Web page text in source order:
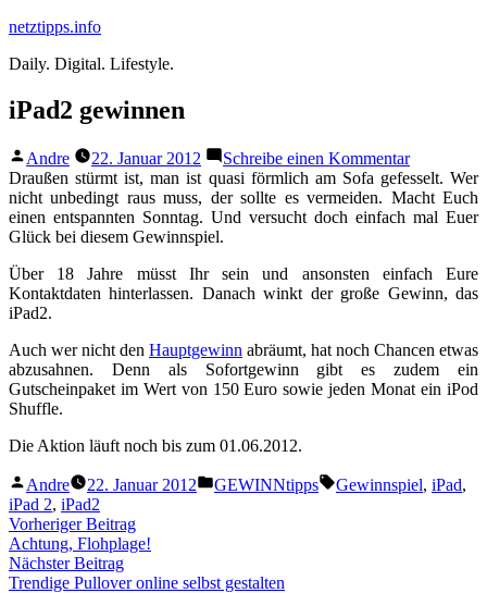
Zum
springen
netztipps.info
Daily. Digital. Lifestyle.
iPad2 gewinnen
Veröffentlicht
von
Andre 22. Januar 2012 Schreibe einen Kommentarzu
iPad2
gewinnen
Draußen stürmt ist, man ist quasi förmlich am Sofa gefesselt. Wer
nicht unbedingt raus muss, der sollte es vermeiden. Macht Euch
einen entspannten Sonntag. Und versucht doch einfach mal Euer
Glück bei diesem Gewinnspiel.
Über 18 Jahre müsst Ihr sein und ansonsten einfach Eure
Kontaktdaten hinterlassen. Danach winkt der große Gewinn, das
iPad2.
Auch wer nicht den Hauptgewinn abräumt, hat noch Chancen etwas
abzusahnen. Denn als Sofortgewinn gibt es zudem ein
Gutscheinpaket im Wert von 150 Euro sowie jeden Monat ein iPod
Shuffle.
Die Aktion läuft noch bis zum 01.06.2012.
Veröffentlicht
von
Andre 22. Januar 2012
Veröffentlicht
GEWINNtipps Schlagwörter:
Gewinnspiel, iPad,
iPad 2, iPad2
Beitragsnavigation
Vorheriger BeitragVorheriger
Beitrag:
Achtung, Flohplage!
Nächster BeitragNächster
Beitrag:
Trendige Pullover online selbst gestalten